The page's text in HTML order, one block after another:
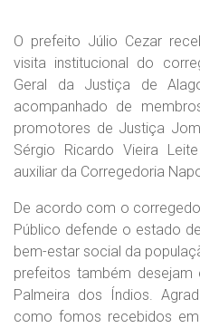
O prefeito Júlio Cezar
visita institucional do
Geral da Justiça de
acompanhado de
promotores de Justiça
Sérgio Ricardo Vieira
auxiliar da Corregedoria
De acordo com o
Público defende o estado
bem-estar social da
prefeitos também
Palmeira dos Índios.
como fomos recebidos